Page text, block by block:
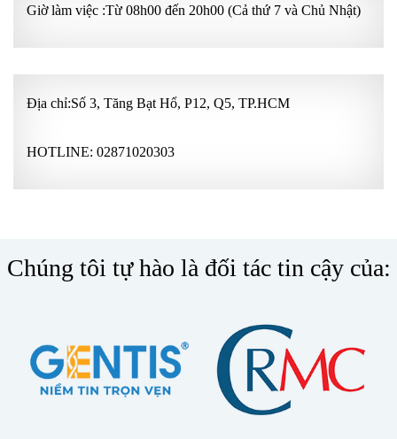
Giờ làm việc :Từ 08h00 đến 20h00 (Cả thứ 7 và Chủ Nhật)
Địa chỉ:Số 3, Tăng Bạt Hổ, P12, Q5, TP.HCM
HOTLINE: 02871020303
Chúng tôi tự hào là đối tác tin cậy của: